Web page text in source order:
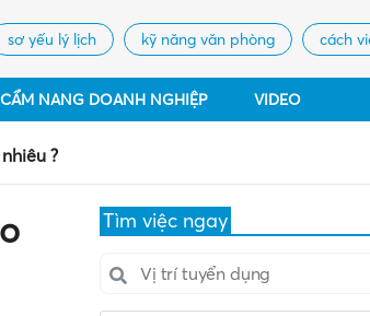
sơ yếu lý lịch kỹ năng văn phòng cách
CẨM NANG DOANH NGHIỆP VIDEO
?
Tìm việc ngay